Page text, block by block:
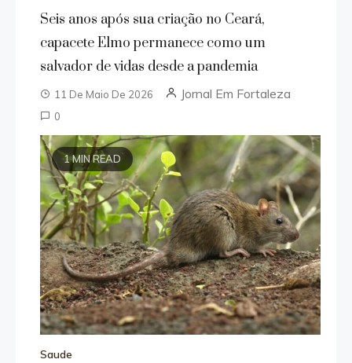
Seis anos após sua criação no Ceará,
capacete Elmo permanece como um
salvador de vidas desde a pandemia
11 De Maio De 2026 Jornal Em Fortaleza
0
1 MIN READ
Saude